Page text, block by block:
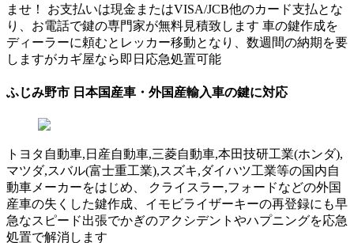
ませ！ お支払いは現金またはVISA/JCB他のカード支払とな
り、お電話で鍵の専門家が無料見積致します 車の鍵作成を
ディーラーに頼むとレッカー移動となり、数週間の納期を要
しますがカギ屋なら即日応急処置可能
ふじみ野市 日本国産車・外国産輸入車の鍵に対応
トヨタ自動車,日産自動車,三菱自動車,本田技研工業(ホンダ),
マツダ,スバル(富士重工業),スズキ,ダイハツ工業等の国内自
動車メーカーをはじめ、 クライスラー,フォードなどの外国
産車の失くした鍵作成、イモビライザーキーの再登録にも早
急なスピード出張でかぎのアクシデントやハプニングを応急
処置で解消します